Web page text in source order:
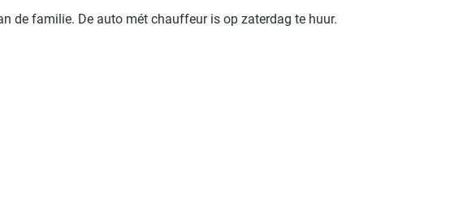
de familie. De auto mét chauffeur is op zaterdag te huur.